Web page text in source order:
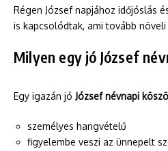
Régen József napjához időjóslás
is kapcsolódtak, ami tovább
Milyen egy jó József
Egy igazán jó József névnapi
személyes hangvételű
figyelembe veszi az ünnepelt